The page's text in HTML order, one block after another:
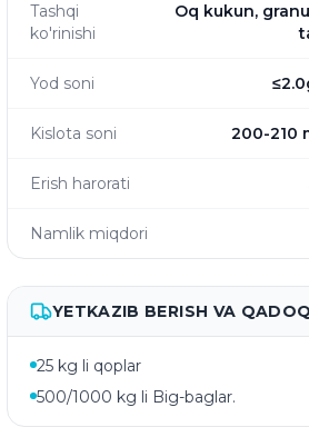
Tashqi
ko'rinishi
Oq kukun,
Yod soni
Kislota soni 200-210
Erish harorati
Namlik miqdori
YETKAZIB BERISH VA
25 kg li qoplar
500/1000 kg li Big-baglar.